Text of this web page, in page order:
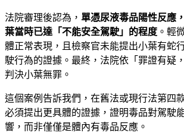
法院審理後認為， 單憑尿液毒品陽性反應
葉當時已達「不能安全駕駛」的程度 。輕
體正常表現，且檢察官未能提出小葉有蛇
駛行為的證據。最終，法院依「罪證有疑
判決小葉無罪。
這個案例告訴我們，在舊法或現行法第四
必須提出更具體的證據，證明毒品對駕駛
響，而非僅僅是體內有毒品反應。